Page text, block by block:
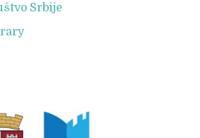
Srbije